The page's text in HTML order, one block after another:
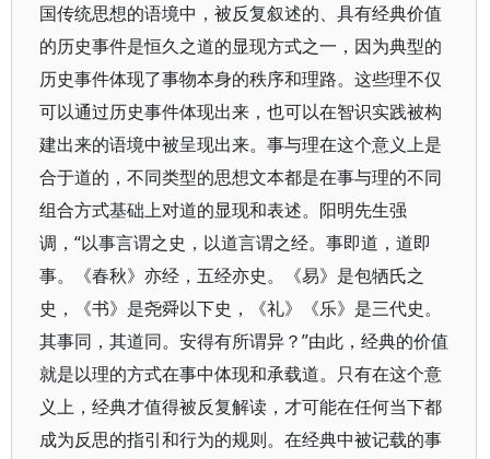
国传统思想的语境中，被反复叙述的、具有经典价值
的历史事件是恒久之道的显现方式之一，因为典型的
历史事件体现了事物本身的秩序和理路。这些理不仅
可以通过历史事件体现出来，也可以在智识实践被构
建出来的语境中被呈现出来。事与理在这个意义上是
合于道的，不同类型的思想文本都是在事与理的不同
组合方式基础上对道的显现和表述。阳明先生强
调，“以事言谓之史，以道言谓之经。事即道，道即
事。《春秋》亦经，五经亦史。《易》是包牺氏之
史，《书》是尧舜以下史，《礼》《乐》是三代史。
其事同，其道同。安得有所谓异？”由此，经典的价值
就是以理的方式在事中体现和承载道。只有在这个意
义上，经典才值得被反复解读，才可能在任何当下都
成为反思的指引和行为的规则。在经典中被记载的事